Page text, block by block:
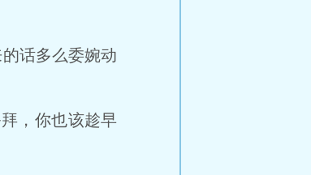
话多么委婉动
，你也该趁早